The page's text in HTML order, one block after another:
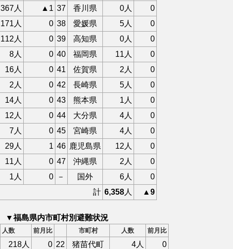
367人 ▲1 37 香川県 0人
0
171人 0 38 愛媛県 5人
0
112人 0 39 高知県 0人
0
8人 0 40 福岡県 11人
0
16人 0 41 佐賀県 2人
0
2人 0 42 長崎県 5人
0
14人 0 43 熊本県 1人
0
12人 0 44 大分県 4人
0
7人 0 45 宮崎県 4人
0
29人 1 46 鹿児島県 12人
0
11人 0 47 沖縄県 2人
0
1人 0 － 国外 6人
0
計 6,358人 ▲9
▼福島県内市町村別避難状況
人数 前月比 市町村 人数 前月比
218人 0 22 猪苗代町 4人
0